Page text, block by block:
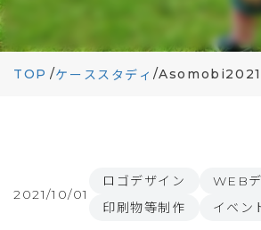
TOP /ケーススタディ /Asomobi2021
2021/10/01
ロゴデザイン
WEB
印刷物等制作
イベン